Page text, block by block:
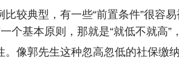
较典型，有一些“前置条件”很容
个基本原则，那就是“就低不就高
。像郭先生这种忽高忽低的社保缴